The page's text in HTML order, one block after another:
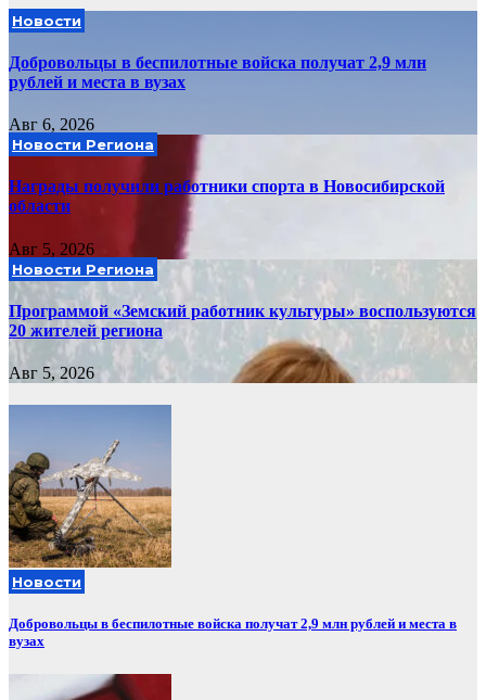
Новости
Добровольцы в беспилотные войска получат 2,9 млн
рублей и места в вузах
Авг 6, 2026
Новости Региона
Награды получили работники спорта в Новосибирской
области
Авг 5, 2026
Новости Региона
Программой «Земский работник культуры» воспользуются
20 жителей региона
Авг 5, 2026
Новости
Добровольцы в беспилотные войска получат 2,9 млн рублей и места в
вузах